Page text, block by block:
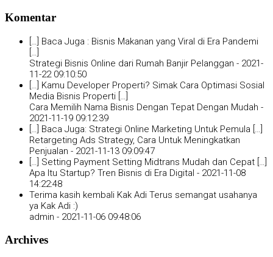
Komentar
[…] Baca Juga : Bisnis Makanan yang Viral di Era Pandemi
Strategi Bisnis Online dari Rumah Banjir Pelanggan - 2021-
11-22 09:10:50
[…] Kamu Developer Properti? Simak Cara Optimasi Sosial
Media Bisnis Properti […]
Cara Memilih Nama Bisnis Dengan Tepat Dengan Mudah -
2021-11-19 09:12:39
[…] Baca Juga: Strategi Online Marketing Untuk Pemula […]
Retargeting Ads Strategy, Cara Untuk Meningkatkan
Penjualan - 2021-11-13 09:09:47
[…] Setting Payment Setting Midtrans Mudah dan Cepat […]
Apa Itu Startup? Tren Bisnis di Era Digital - 2021-11-08
14:22:48
Terima kasih kembali Kak Adi Terus semangat usahanya
ya Kak Adi :)
admin - 2021-11-06 09:48:06
Archives